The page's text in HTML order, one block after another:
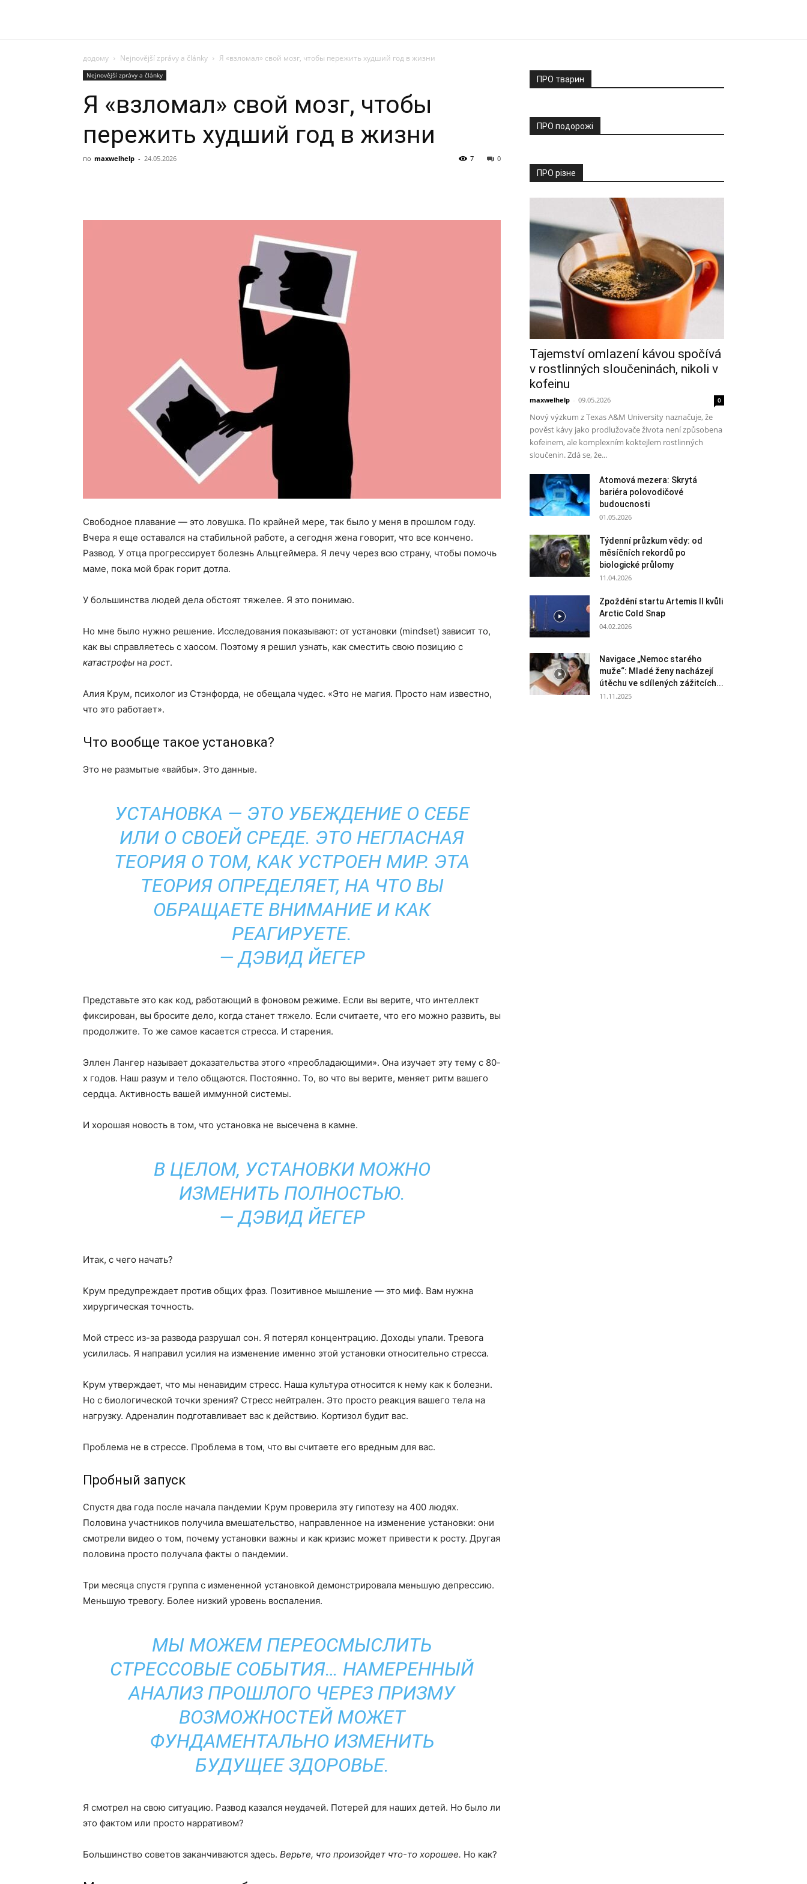
додому Nejnovější zprávy a články Я «взломал» свой мозг, чтобы пережить худший год в жизни
Nejnovější zprávy a články
Я «взломал» свой мозг, чтобы
пережить худший год в жизни
по maxwelhelp - 24.05.2026 0
7
Свободное плавание — это ловушка. По крайней мере, так было у меня в прошлом году.
Вчера я еще оставался на стабильной работе, а сегодня жена говорит, что все кончено.
Развод. У отца прогрессирует болезнь Альцгеймера. Я лечу через всю страну, чтобы помочь
маме, пока мой брак горит дотла.
У большинства людей дела обстоят тяжелее. Я это понимаю.
Но мне было нужно решение. Исследования показывают: от установки (mindset) зависит то,
как вы справляетесь с хаосом. Поэтому я решил узнать, как сместить свою позицию с
катастрофы на рост.
Алия Крум, психолог из Стэнфорда, не обещала чудес. «Это не магия. Просто нам известно,
что это работает».
Что вообще такое установка?
Это не размытые «вайбы». Это данные.
УСТАНОВКА — ЭТО УБЕЖДЕНИЕ О СЕБЕ
ИЛИ О СВОЕЙ СРЕДЕ. ЭТО НЕГЛАСНАЯ
ТЕОРИЯ О ТОМ, КАК УСТРОЕН МИР. ЭТА
ТЕОРИЯ ОПРЕДЕЛЯЕТ, НА ЧТО ВЫ
ОБРАЩАЕТЕ ВНИМАНИЕ И КАК
РЕАГИРУЕТЕ.
— ДЭВИД ЙЕГЕР
Представьте это как код, работающий в фоновом режиме. Если вы верите, что интеллект
фиксирован, вы бросите дело, когда станет тяжело. Если считаете, что его можно развить, вы
продолжите. То же самое касается стресса. И старения.
Эллен Лангер называет доказательства этого «преобладающими». Она изучает эту тему с 80-
х годов. Наш разум и тело общаются. Постоянно. То, во что вы верите, меняет ритм вашего
сердца. Активность вашей иммунной системы.
И хорошая новость в том, что установка не высечена в камне.
В ЦЕЛОМ, УСТАНОВКИ МОЖНО
ИЗМЕНИТЬ ПОЛНОСТЬЮ.
— ДЭВИД ЙЕГЕР
Итак, с чего начать?
Крум предупреждает против общих фраз. Позитивное мышление — это миф. Вам нужна
хирургическая точность.
Мой стресс из-за развода разрушал сон. Я потерял концентрацию. Доходы упали. Тревога
усилилась. Я направил усилия на изменение именно этой установки относительно стресса.
Крум утверждает, что мы ненавидим стресс. Наша культура относится к нему как к болезни.
Но с биологической точки зрения? Стресс нейтрален. Это просто реакция вашего тела на
нагрузку. Адреналин подготавливает вас к действию. Кортизол будит вас.
Проблема не в стрессе. Проблема в том, что вы считаете его вредным для вас.
Пробный запуск
Спустя два года после начала пандемии Крум проверила эту гипотезу на 400 людях.
Половина участников получила вмешательство, направленное на изменение установки: они
смотрели видео о том, почему установки важны и как кризис может привести к росту. Другая
половина просто получала факты о пандемии.
Три месяца спустя группа с измененной установкой демонстрировала меньшую депрессию.
Меньшую тревогу. Более низкий уровень воспаления.
МЫ МОЖЕМ ПЕРЕОСМЫСЛИТЬ
СТРЕССОВЫЕ СОБЫТИЯ… НАМЕРЕННЫЙ
АНАЛИЗ ПРОШЛОГО ЧЕРЕЗ ПРИЗМУ
ВОЗМОЖНОСТЕЙ МОЖЕТ
ФУНДАМЕНТАЛЬНО ИЗМЕНИТЬ
БУДУЩЕЕ ЗДОРОВЬЕ.
Я смотрел на свою ситуацию. Развод казался неудачей. Потерей для наших детей. Но было ли
это фактом или просто нарративом?
Большинство советов заканчиваются здесь. Верьте, что произойдет что-то хорошее. Но как?
ПРО тварин
ПРО подорожі
ПРО різне
Tajemství omlazení kávou spočívá
v rostlinných sloučeninách, nikoli v
kofeinu
maxwelhelp - 09.05.2026 0
Nový výzkum z Texas A&M University naznačuje, že
pověst kávy jako prodlužovače života není způsobena
kofeinem, ale komplexním koktejlem rostlinných
sloučenin. Zdá se, že...
Atomová mezera: Skrytá
bariéra polovodičové
budoucnosti
01.05.2026
Týdenní průzkum vědy: od
měsíčních rekordů po
biologické průlomy
11.04.2026
Zpoždění startu Artemis II kvůli
Arctic Cold Snap
04.02.2026
Navigace „Nemoc starého
muže“: Mladé ženy nacházejí
útěchu ve sdílených zážitcích...
11.11.2025